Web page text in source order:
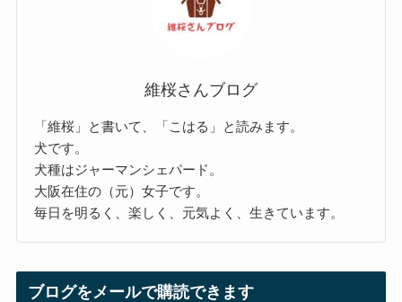
維桜さんブログ
「維桜」と書いて、「こはる」と読みます。
犬です。
犬種はジャーマンシェパード。
大阪在住の（元）女子です。
毎日を明るく、楽しく、元気よく、生きています。
ブログをメールで購読できます